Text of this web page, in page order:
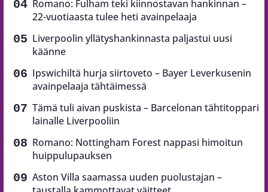
Romano: Fulham teki kiinnostavan hankinnan –
22-vuotiaasta tulee heti avainpelaaja
Liverpoolin yllätyshankinnasta paljastui uusi
käänne
Ipswichiltä hurja siirtoveto – Bayer Leverkusenin
avainpelaaja tähtäimessä
Tämä tuli aivan puskista – Barcelonan tähtitoppari
lainalle Liverpooliin
Romano: Nottingham Forest nappasi himoitun
huippulupauksen
Aston Villa saamassa uuden puolustajan –